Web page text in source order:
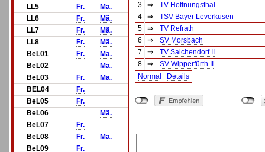
LL5
Fr.
Mä.
LL6
Fr.
Mä.
LL7
Fr.
Mä.
LL8
Fr.
Mä.
BeL01
Fr.
Mä.
BeL02
Mä.
BeL03
Fr.
Mä.
BEL04
Fr.
BeL05
Fr.
BeL06
Mä.
BeL07
Fr.
BeL08
Fr.
Mä.
BeL09
Fr.
3
⇒
TV Hoffnungsthal
4
⇒
TSV Bayer Leverkusen
5
⇒
TV Refrath
6
⇒
SV Morsbach
7
⇒
TV Salchendorf II
8
⇒
SV Wipperfürth II
Normal
Details